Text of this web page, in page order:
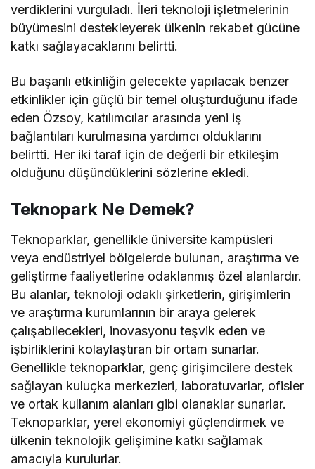
verdiklerini vurguladı. İleri teknoloji işletmelerinin
büyümesini destekleyerek ülkenin rekabet gücüne
katkı sağlayacaklarını belirtti.
Bu başarılı etkinliğin gelecekte yapılacak benzer
etkinlikler için güçlü bir temel oluşturduğunu ifade
eden Özsoy, katılımcılar arasında yeni iş
bağlantıları kurulmasına yardımcı olduklarını
belirtti. Her iki taraf için de değerli bir etkileşim
olduğunu düşündüklerini sözlerine ekledi.
Teknopark Ne Demek?
Teknoparklar, genellikle üniversite kampüsleri
veya endüstriyel bölgelerde bulunan, araştırma ve
geliştirme faaliyetlerine odaklanmış özel alanlardır.
Bu alanlar, teknoloji odaklı şirketlerin, girişimlerin
ve araştırma kurumlarının bir araya gelerek
çalışabilecekleri, inovasyonu teşvik eden ve
işbirliklerini kolaylaştıran bir ortam sunarlar.
Genellikle teknoparklar, genç girişimcilere destek
sağlayan kuluçka merkezleri, laboratuvarlar, ofisler
ve ortak kullanım alanları gibi olanaklar sunarlar.
Teknoparklar, yerel ekonomiyi güçlendirmek ve
ülkenin teknolojik gelişimine katkı sağlamak
amacıyla kurulurlar.